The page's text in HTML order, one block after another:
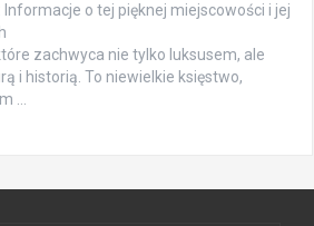
Informacje o tej pięknej miejscowości i jej
zachwyca nie tylko luksusem, ale
i historią. To niewielkie księstwo,
…